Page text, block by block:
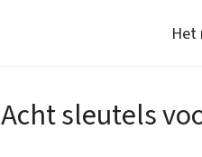
Het
Acht sleutels